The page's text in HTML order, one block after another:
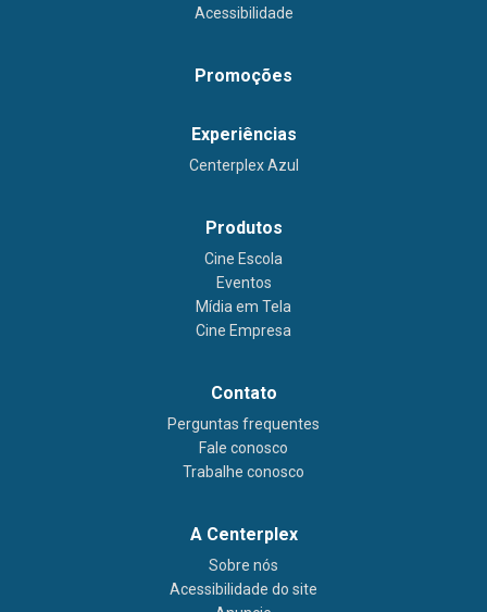
Acessibilidade
Promoções
Experiências
Centerplex Azul
Produtos
Cine Escola
Eventos
Mídia em Tela
Cine Empresa
Contato
Perguntas frequentes
Fale conosco
Trabalhe conosco
A Centerplex
Sobre nós
Acessibilidade do site